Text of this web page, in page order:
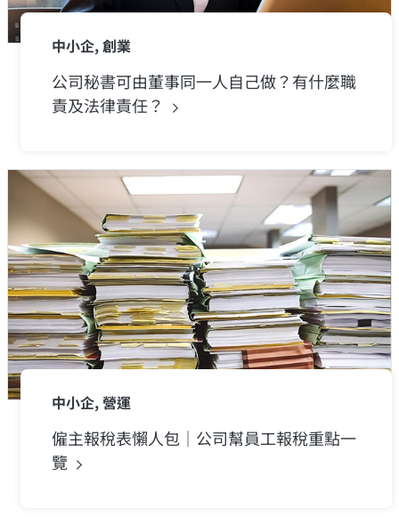
中小企, 創業
公司秘書可由董事同一人自己做？有什麼職
責及法律責任？
中小企, 營運
僱主報稅表懶人包｜公司幫員工報稅重點一
覽